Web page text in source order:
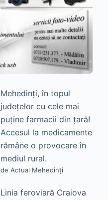
Mehedinți, în topul
județelor cu cele mai
puține farmacii din țară!
Accesul la medicamente
rămâne o provocare în
mediul rural.
de Actual Mehedinți
Linia feroviară Craiova